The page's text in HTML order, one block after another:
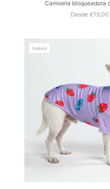
Camiseta bloqueadora
Desde €19,00
nuevo